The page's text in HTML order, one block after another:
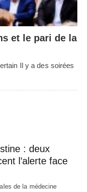
et le pari de la
Il y a des soirées
: deux
l’alerte face
de la médecine